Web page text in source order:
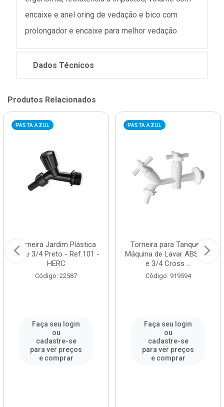
encaixe e anel oring de vedação e bico com
prolongador e encaixe para melhor vedação
Dados Técnicos
Produtos Relacionados
PASTA AZUL
Torneira Jardim Plástica
1/2 e 3/4 Preto - Ref.101 -
HERC
Código: 22587
Faça seu login
ou
cadastre-se
para ver preços
e comprar
PASTA AZUL
Torneira para Tanque e
Máquina de Lavar ABS 1/2
e 3/4 Cross ...
Código: 919594
Faça seu login
ou
cadastre-se
para ver preços
e comprar